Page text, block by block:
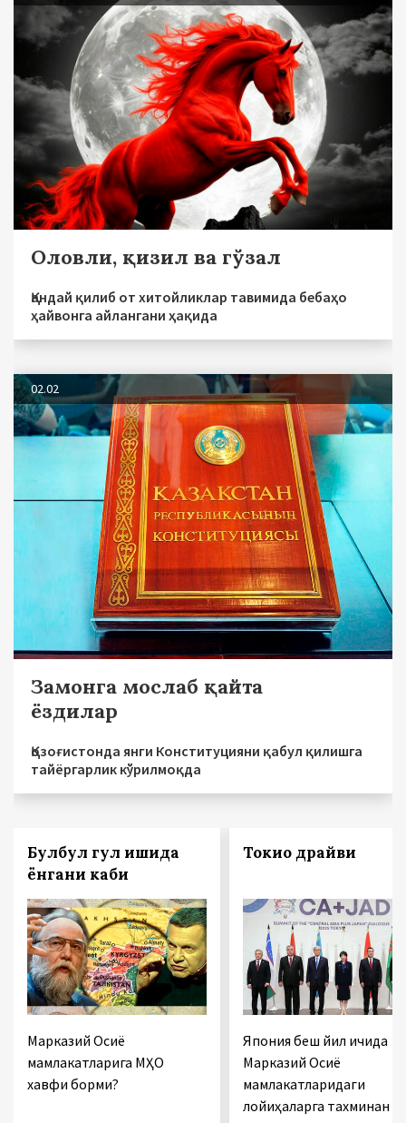
Оловли, қизил ва гўзал
Қандай қилиб от хитойликлар тавимида бебаҳо
ҳайвонга айлангани ҳақида
02.02
Замонга мослаб қайта
ёздилар
Қозоғистонда янги Конституцияни қабул қилишга
тайёргарлик кўрилмоқда
Булбул гул ишқида
ёнгани каби
Марказий Осиё
мамлакатларига МҲО
хавфи борми?
Токио драйви
Япония беш йил ичида
Марказий Осиё
мамлакатларидаги
лойиҳаларга тахминан